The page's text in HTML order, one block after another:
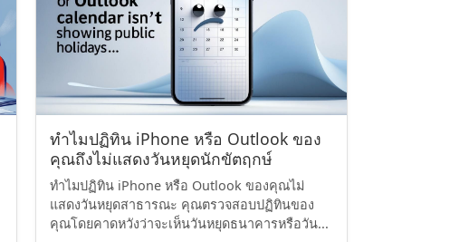
ทำไมปฏิทิน iPhone หรือ Outlook ของ
คุณถึงไม่แสดงวันหยุดนักขัตฤกษ์
ทำไมปฏิทิน iPhone หรือ Outlook ของคุณไม่
แสดงวันหยุดสาธารณะ คุณตรวจสอบปฏิทินของ
คุณโดยคาดหวังว่าจะเห็นวันหยุดธนาคารหรือวัน...